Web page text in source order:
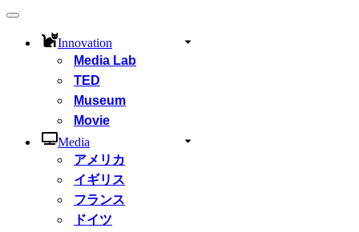
ナ
Innovation
Media Lab
TED
Museum
Movie
Media
アメリカ
イギリス
フランス
ドイツ